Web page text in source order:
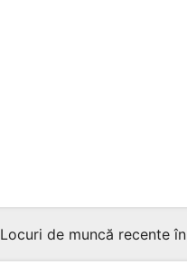
Locuri de muncă recente